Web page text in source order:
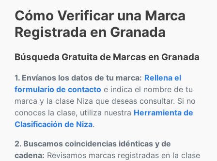
Cómo Verificar una Marca
Registrada en Granada
Búsqueda Gratuita de Marcas en Granada
1. Envíanos los datos de tu marca: Rellena el
formulario de contacto e indica el nombre de tu
marca y la clase Niza que deseas consultar. Si no
conoces la clase, utiliza nuestra Herramienta de
Clasificación de Niza.
2. Buscamos coincidencias idénticas y de
cadena: Revisamos marcas registradas en la clase